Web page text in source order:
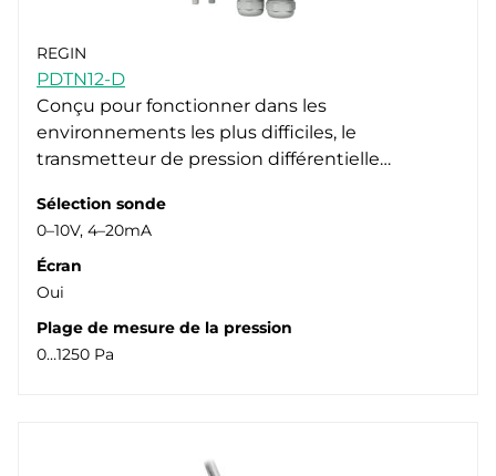
REGIN
PDTN12-D
Conçu pour fonctionner dans les
environnements les plus difficiles, le
transmetteur de pression différentielle…
Sélection sonde
0–10V, 4–20mA
Écran
Oui
Plage de mesure de la pression
0…1250 Pa